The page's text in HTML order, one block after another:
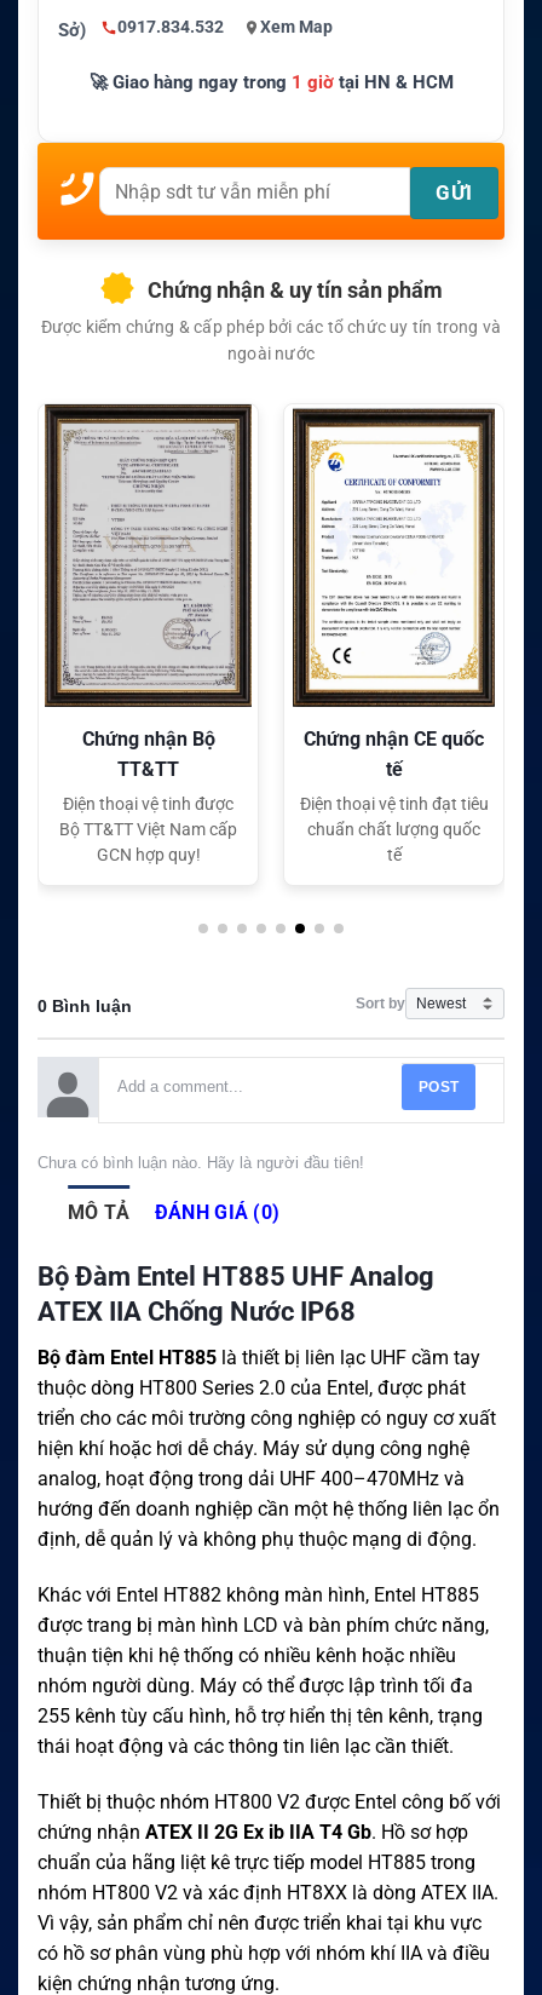
Sở) 0917.834.532 Xem Map
🚀 Giao hàng ngay trong 1 giờtại HN & HCM
Chứng nhận & uy tín sản phẩm
Được kiểm chứng & cấp phép bởi các tổ chức uy tín trong và
ngoài nước
Chứng nhận CE quốc
Điện thoại vệ tinh đạt tiêu
chuẩn chất lượng quốc
tế
Chứng nhận FC quốc
Điện thoại vệ tinh đạt tiêu
chuẩn chất lượng quốc
0 Bình luận Sort by
POST
Chưa có bình luận nào. Hãy là người đầu tiên!
MÔ TẢ ĐÁNH GIÁ (0)
Bộ Đàm Entel HT885 UHF Analog
ATEX IIA Chống Nước IP68
Bộ đàm Entel HT885 là thiết bị liên lạc UHF cầm tay
thuộc dòng HT800 Series 2.0 của Entel, được phát
triển cho các môi trường công nghiệp có nguy cơ xuất
hiện khí hoặc hơi dễ cháy. Máy sử dụng công nghệ
analog, hoạt động trong dải UHF 400–470MHz và
hướng đến doanh nghiệp cần một hệ thống liên lạc ổn
định, dễ quản lý và không phụ thuộc mạng di động.
Khác với Entel HT882 không màn hình, Entel HT885
được trang bị màn hình LCD và bàn phím chức năng,
thuận tiện khi hệ thống có nhiều kênh hoặc nhiều
nhóm người dùng. Máy có thể được lập trình tối đa
255 kênh tùy cấu hình, hỗ trợ hiển thị tên kênh, trạng
thái hoạt động và các thông tin liên lạc cần thiết.
Thiết bị thuộc nhóm HT800 V2 được Entel công bố với
chứng nhận ATEX II 2G Ex ib IIA T4 Gb. Hồ sơ hợp
chuẩn của hãng liệt kê trực tiếp model HT885 trong
nhóm HT800 V2 và xác định HT8XX là dòng ATEX IIA.
Vì vậy, sản phẩm chỉ nên được triển khai tại khu vực
có hồ sơ phân vùng phù hợp với nhóm khí IIA và điều
kiện chứng nhận tương ứng.